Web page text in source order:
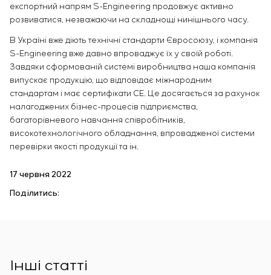
експортний напрям S-Engineering продовжує активно
розвиватися, незважаючи на складнощі нинішнього часу.
В Україні вже діють технічні стандарти Євросоюзу, і компанія
S-Engineering вже давно впроваджує їх у своїй роботі.
Завдяки сформованій системі виробництва наша компанія
випускає продукцію, що відповідає міжнародним
стандартам і має сертифікати СЕ. Це досягається за рахунок
налагоджених бізнес-процесів підприємства,
багаторівневого навчання співробітників,
високотехнологічного обладнання, впровадженої системи
перевірки якості продукції та ін.
17 червня 2022
Поділитись:
Інші статті